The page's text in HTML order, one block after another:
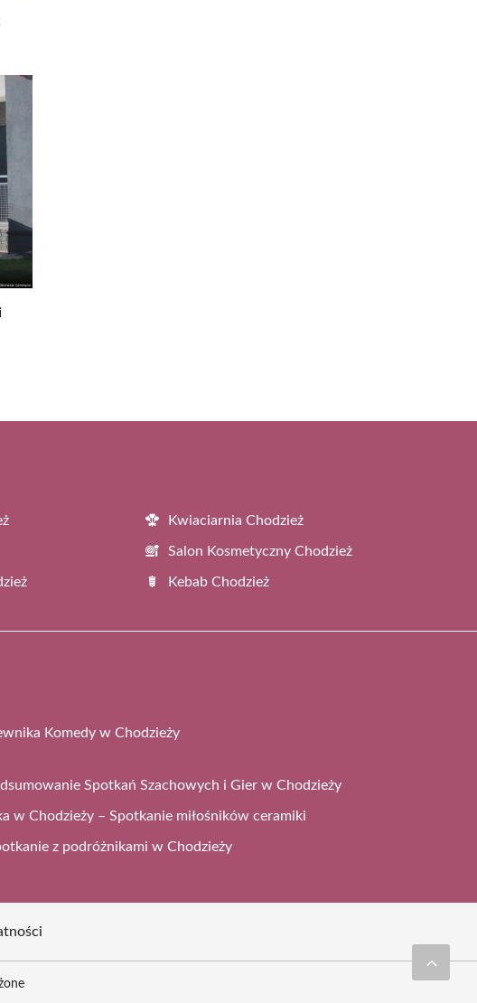
Kwiaciarnia Chodzież
Salon Kosmetyczny Chodzież
Kebab Chodzież
Komedy w Chodzieży
Spotkań Szachowych i Gier w Chodzieży
w Chodzieży – Spotkanie miłośników ceramiki
z podróżnikami w Chodzieży